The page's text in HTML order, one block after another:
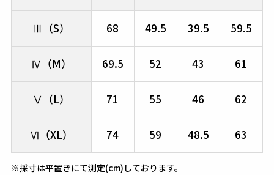
Ⅲ（S） 68 49.5 39.5 59.5
Ⅳ（M） 69.5 52 43 61
Ⅴ（L） 71 55 46 62
Ⅵ（XL） 74 59 48.5 63
※採寸は平置きにて測定(cm)しております。